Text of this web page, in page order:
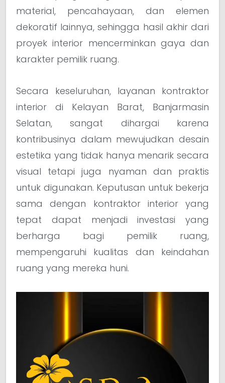
material, pencahayaan, dan elemen
dekoratif lainnya, sehingga hasil akhir dari
proyek interior mencerminkan gaya dan
karakter pemilik ruang.
Secara keseluruhan, layanan kontraktor
interior di Kelayan Barat, Banjarmasin
Selatan, sangat dihargai karena
kontribusinya dalam mewujudkan desain
estetika yang tidak hanya menarik secara
visual tetapi juga nyaman dan praktis
untuk digunakan. Keputusan untuk bekerja
sama dengan kontraktor interior yang
tepat dapat menjadi investasi yang
berharga bagi pemilik ruang,
mempengaruhi kualitas dan keindahan
ruang yang mereka huni.